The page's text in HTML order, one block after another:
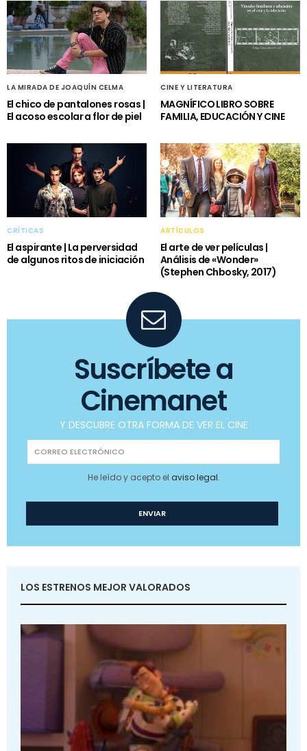
LA MIRADA DE JOAQUÍN CELMA
El chico de pantalones rosas |
El acoso escolar a flor de piel
CINE Y LITERATURA
MAGNÍFICO LIBRO SOBRE
FAMILIA, EDUCACIÓN Y CINE
CRÍTICAS
El aspirante | La perversidad
de algunos ritos de iniciación
ARTÍCULOS
El arte de ver películas |
Análisis de «Wonder»
(Stephen Chbosky, 2017)
Suscríbete a
Cinemanet
Y DESCUBRE OTRA FORMA DE VER EL CINE
He leído y acepto el aviso legal.
LOS ESTRENOS MEJOR VALORADOS